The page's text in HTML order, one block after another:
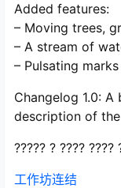
Added features:
– Moving trees,
– A stream of
– Pulsating
Changelog 1.0:
description of
????? ? ???? ????
工作坊连结